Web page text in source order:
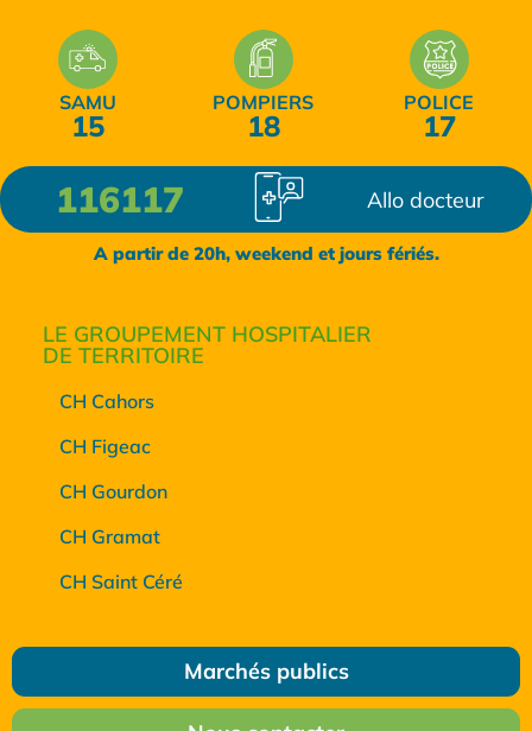
SAMU
15
POMPIERS
18
POLICE
17
116117 Allo docteur
A partir de 20h, weekend et jours fériés.
LE GROUPEMENT HOSPITALIER
DE TERRITOIRE
CH Cahors
CH Figeac
CH Gourdon
CH Gramat
CH Saint Céré
Marchés publics